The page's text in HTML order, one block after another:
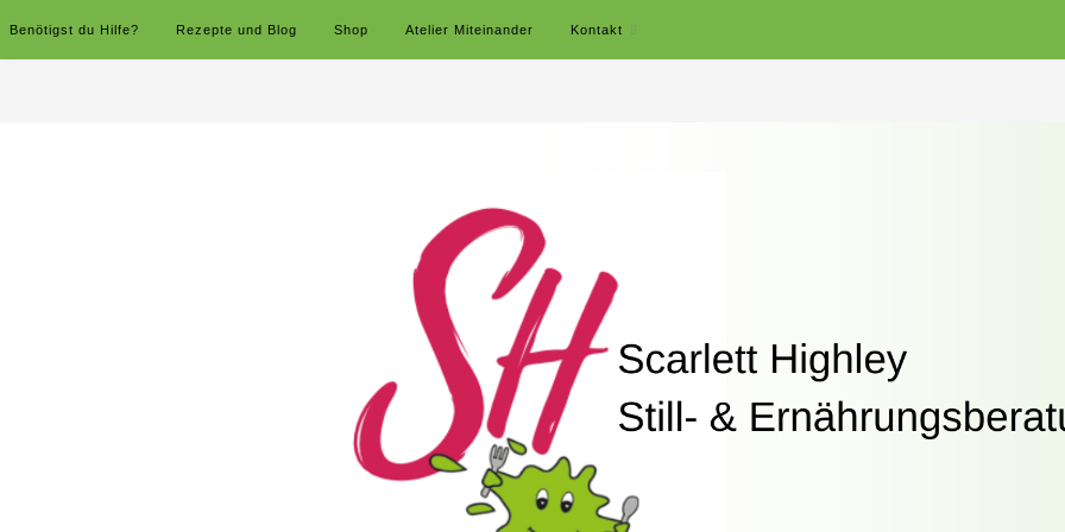
Benötigst du Hilfe? Rezepte und Blog Shop Atelier Miteinander Kontakt